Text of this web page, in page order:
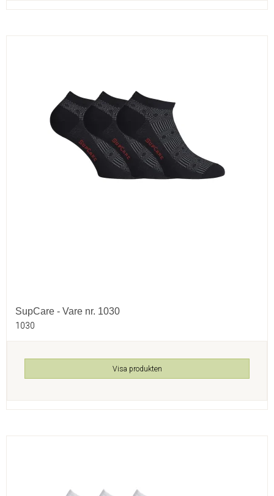
SupCare - Vare nr. 1030
1030
Visa produkten